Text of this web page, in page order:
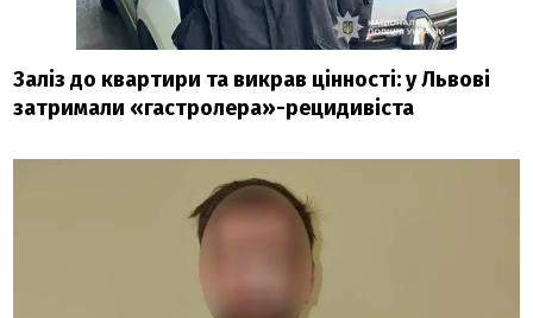
Заліз до квартири та викрав цінності: у Львові
затримали «гастролера»-рецидивіста